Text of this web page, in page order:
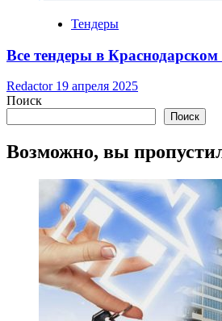
Тендеры
Все тендеры в
Redactor 19 апреля 2025
Поиск
Поиск
Возможно, вы